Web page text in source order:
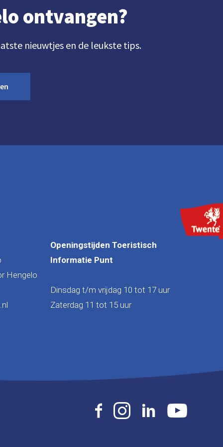
ontvangen?
nieuwtjes en de leukste tips.
Hengelo
Openingstijden Toeristisch
Informatie Punt
Dinsdag t/m vrijdag 10 tot 17 uur
Zaterdag 11 tot 15 uur